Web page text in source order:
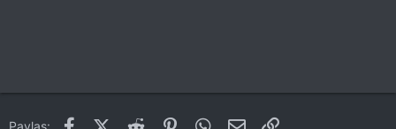
Paylaş: FacebookX (Twitter)
Reddit PinterestWhatsApp
E-posta